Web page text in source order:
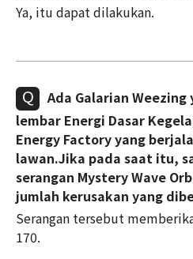
Ya, itu dapat dilakukan.
Ada Galarian
lembar Energi Dasar
Energy Factory yang
lawan.Jika pada saat itu,
serangan Mystery Wave
jumlah kerusakan yang
Serangan tersebut
170.